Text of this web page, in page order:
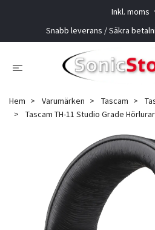
Inkl. moms
Snabb leverans / Säkra
Hem Varumärken Tascam
Tascam TH-11 Studio Grade